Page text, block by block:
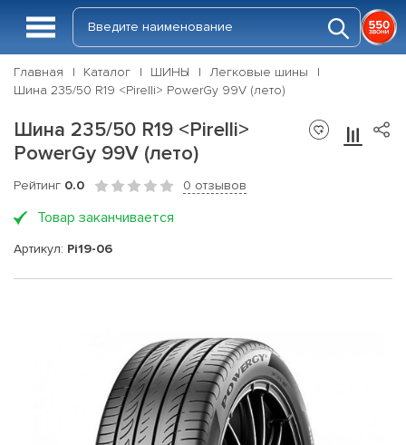
Главная Каталог ШИНЫ
Легковые шины
Шина 235/50 R19 <Pirelli> PowerGy 99V (лето)
Шина 235/50 R19 <Pirelli>
PowerGy 99V (лето)
Рейтинг 0.0 0 отзывов
Товар заканчивается
Артикул: Pi19-06